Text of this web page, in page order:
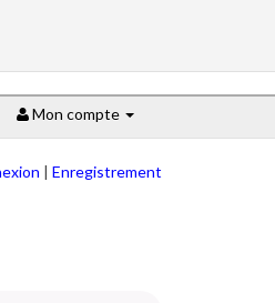
Mon compte
| Enregistrement